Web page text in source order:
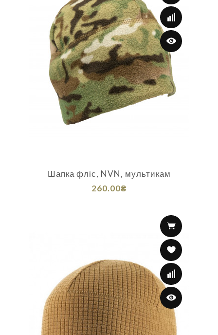
Шапка фліс, NVN, мультикам
260.00₴